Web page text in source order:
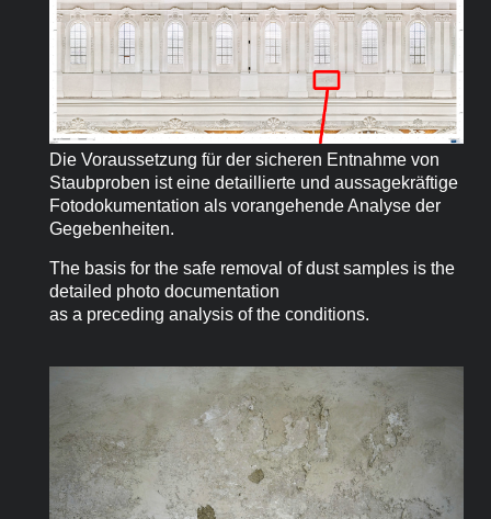
Die Voraussetzung für der sicheren Entnahme von
Staubproben ist eine detaillierte und aussagekräftige
Fotodokumentation als vorangehende Analyse der
Gegebenheiten.
The basis for the safe removal of dust samples is the
detailed photo documentation
as a preceding analysis of the conditions.